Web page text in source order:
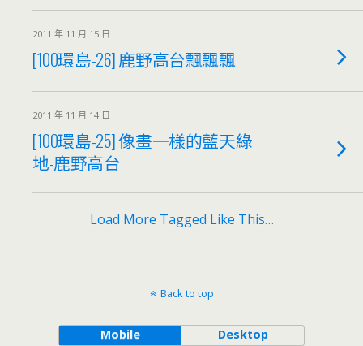
2011 年 11 月 15 日
[100環島-26] 鹿野高台飄飄飄
2011 年 11 月 14 日
[100環島-25] 像畫一樣的藍天綠
地-鹿野高台
Load More Tagged Like This…
Back to top
Mobile Desktop